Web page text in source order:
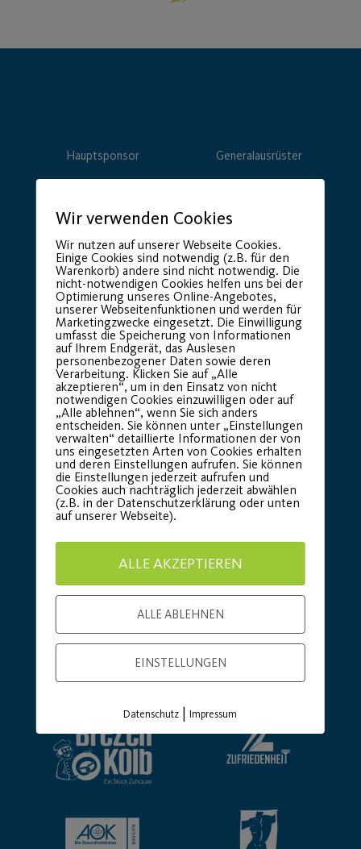
Hauptsponsor Generalausrüster
Premium Partner:
Basic Partner:
Wir verwenden Cookies
Wir nutzen auf unserer Webseite Cookies.
Einige Cookies sind notwendig (z.B. für den
Warenkorb) andere sind nicht notwendig. Die
nicht-notwendigen Cookies helfen uns bei der
Optimierung unseres Online-Angebotes,
unserer Webseitenfunktionen und werden für
Marketingzwecke eingesetzt. Die Einwilligung
umfasst die Speicherung von Informationen
auf Ihrem Endgerät, das Auslesen
personenbezogener Daten sowie deren
Verarbeitung. Klicken Sie auf „Alle
akzeptieren“, um in den Einsatz von nicht
notwendigen Cookies einzuwilligen oder auf
„Alle ablehnen“, wenn Sie sich anders
entscheiden. Sie können unter „Einstellungen
verwalten“ detaillierte Informationen der von
uns eingesetzten Arten von Cookies erhalten
und deren Einstellungen aufrufen. Sie können
die Einstellungen jederzeit aufrufen und
Cookies auch nachträglich jederzeit abwählen
(z.B. in der Datenschutzerklärung oder unten
auf unserer Webseite).
ALLE AKZEPTIEREN
ALLE ABLEHNEN
EINSTELLUNGEN
Datenschutz |Impressum